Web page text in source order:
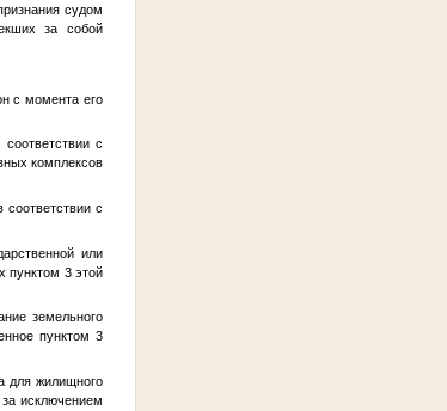
судом
за собой
с момента его
с
комплексов
с
или
пунктом 3 этой
земельного
пунктом 3
для жилищного
за исключением